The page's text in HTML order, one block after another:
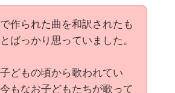
作られた曲を和訳されたも
ばっかり思っていました。
どもの頃から歌われてい
もなお子どもたちが歌って